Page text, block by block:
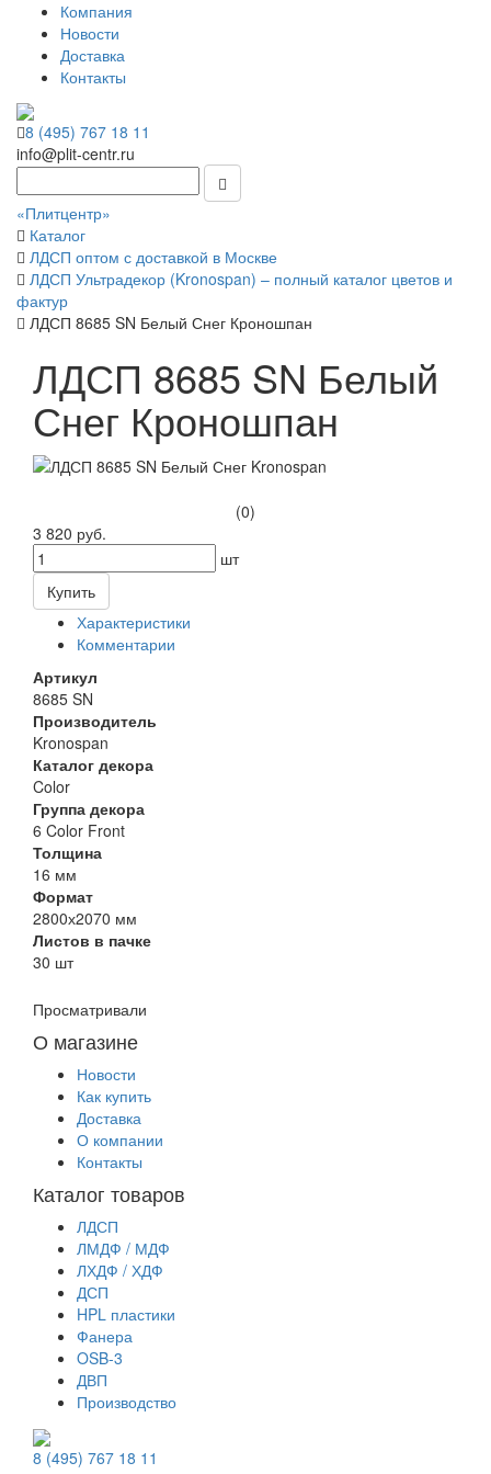
Компания
Новости
Доставка
Контакты
8 (495) 767 18 11
info@plit-centr.ru
«Плитцентр»
Каталог
ЛДСП оптом с доставкой в Москве
ЛДСП Ультрадекор (Kronospan) – полный каталог цветов и
фактур
ЛДСП 8685 SN Белый Снег Кроношпан
ЛДСП 8685 SN Белый
Снег Кроношпан
(0)
3 820 руб.
шт
Купить
Характеристики
Комментарии
Артикул
8685 SN
Производитель
Kronospan
Каталог декора
Color
Группа декора
6 Color Front
Толщина
16 мм
Формат
2800х2070 мм
Листов в пачке
30 шт
Просматривали
О магазине
Новости
Как купить
Доставка
О компании
Контакты
Каталог товаров
ЛДСП
ЛМДФ / МДФ
ЛХДФ / ХДФ
ДСП
HPL пластики
Фанера
OSB-3
ДВП
Производство
8 (495) 767 18 11